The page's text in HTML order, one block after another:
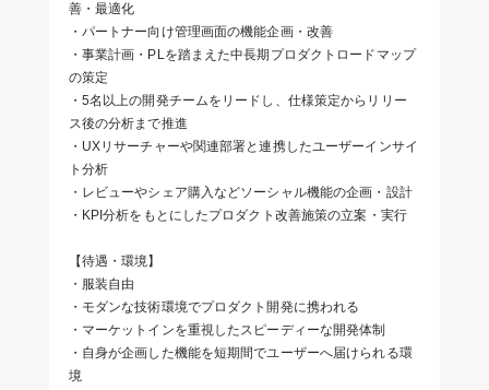
善・最適化
・パートナー向け管理画面の機能企画・改善
・事業計画・PLを踏まえた中長期プロダクトロードマップ
の策定
・5名以上の開発チームをリードし、仕様策定からリリー
ス後の分析まで推進
・UXリサーチャーや関連部署と連携したユーザーインサイ
ト分析
・レビューやシェア購入などソーシャル機能の企画・設計
・KPI分析をもとにしたプロダクト改善施策の立案・実行
【待遇・環境】
・服装自由
・モダンな技術環境でプロダクト開発に携われる
・マーケットインを重視したスピーディーな開発体制
・自身が企画した機能を短期間でユーザーへ届けられる環
境